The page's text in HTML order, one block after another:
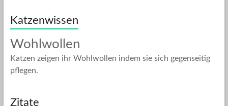
Katzenwissen
Wohlwollen
Katzen zeigen ihr Wohlwollen indem sie sich gegenseitig
pflegen.
Zitate